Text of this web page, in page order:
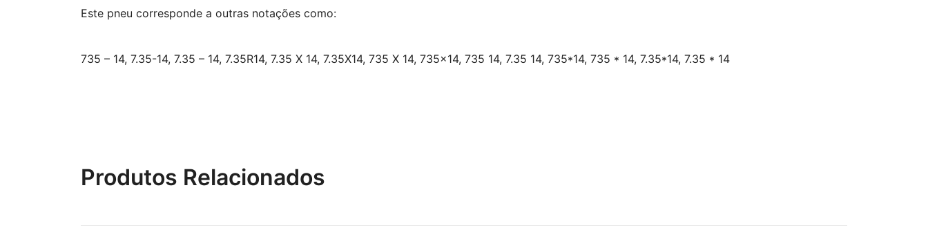
Este pneu corresponde a outras notações como:
735 – 14, 7.35-14, 7.35 – 14, 7.35R14, 7.35 X 14, 7.35X14, 735 X 14, 735×14, 735 14, 7.35 14, 735*14, 735 * 14, 7.35*14, 7.35 * 14
Produtos Relacionados